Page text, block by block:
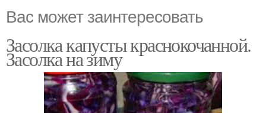
Вас может заинтересовать
Засолка капусты краснокочанной.
Засолка на зиму